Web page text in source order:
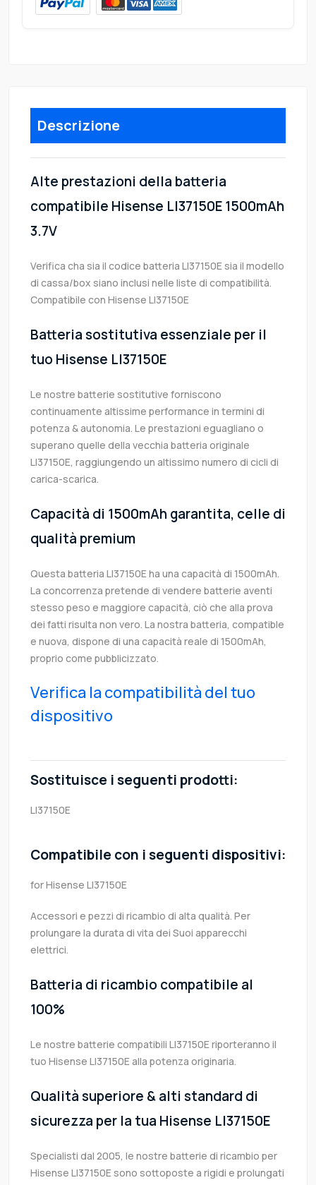
Descrizione
Alte prestazioni della batteria
compatibile Hisense LI37150E 1500mAh
3.7V
Verifica cha sia il codice batteria LI37150E sia il modello
di cassa/box siano inclusi nelle liste di compatibilità.
Compatibile con Hisense LI37150E
Batteria sostitutiva essenziale per il
tuo Hisense LI37150E
Le nostre batterie sostitutive forniscono
continuamente altissime performance in termini di
potenza & autonomia. Le prestazioni eguagliano o
superano quelle della vecchia batteria originale
LI37150E, raggiungendo un altissimo numero di cicli di
carica-scarica.
Capacità di 1500mAh garantita, celle di
qualità premium
Questa batteria LI37150E ha una capacità di 1500mAh.
La concorrenza pretende di vendere batterie aventi
stesso peso e maggiore capacità, ciò che alla prova
dei fatti risulta non vero. La nostra batteria, compatible
e nuova, dispone di una capacità reale di 1500mAh,
proprio come pubblicizzato.
Verifica la compatibilità del tuo
dispositivo
Sostituisce i seguenti prodotti:
LI37150E
Compatibile con i seguenti dispositivi:
for Hisense LI37150E
Accessori e pezzi di ricambio di alta qualità. Per
prolungare la durata di vita dei Suoi apparecchi
elettrici.
Batteria di ricambio compatibile al
100%
Le nostre batterie compatibili LI37150E riporteranno il
tuo Hisense LI37150E alla potenza originaria.
Qualità superiore & alti standard di
sicurezza per la tua Hisense LI37150E
Specialisti dal 2005, le nostre batterie di ricambio per
Hisense LI37150E sono sottoposte a rigidi e prolungati